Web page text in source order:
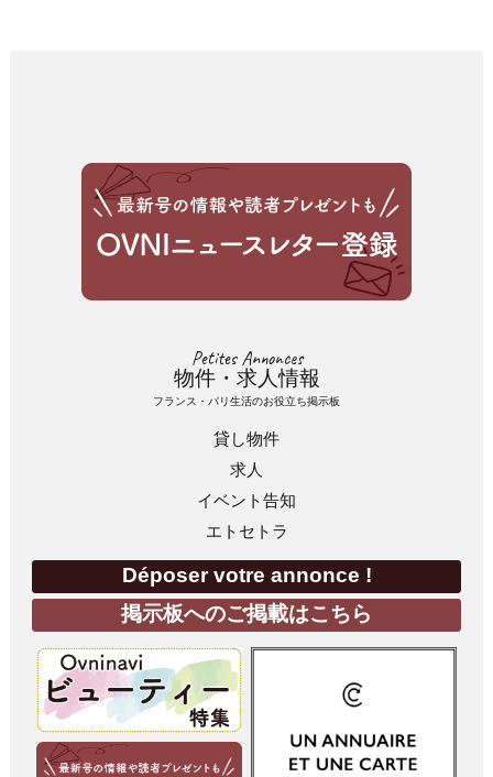
Petites Annonces
物件・求人情報
フランス・パリ生活のお役立ち掲示板
貸し物件
求人
イベント告知
エトセトラ
Déposer votre annonce !
掲示板へのご掲載はこちら